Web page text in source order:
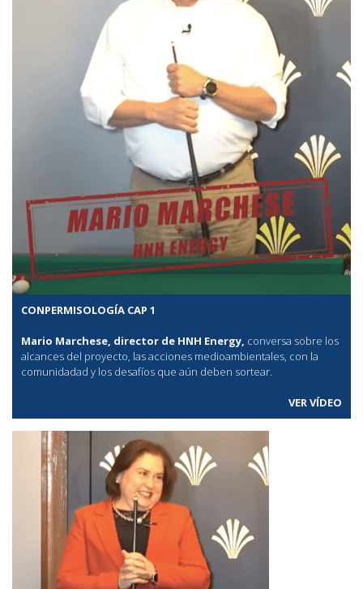
CONPERMISOLOGÍA CAP 1
Mario Marchese, director de HNH Energy, conversa sobre los
alcances del proyecto, las acciones medioambientales, con la
comunidadad y los desafíos que aún deben sortear.
VER VÍDEO